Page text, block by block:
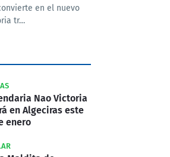
en el nuevo
tr…
Nao Victoria
en Algeciras este
enero